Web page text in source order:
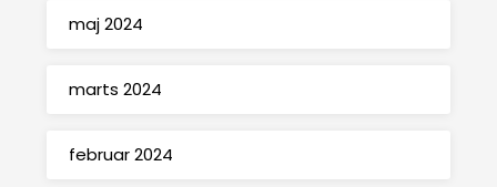
maj 2024
marts 2024
februar 2024